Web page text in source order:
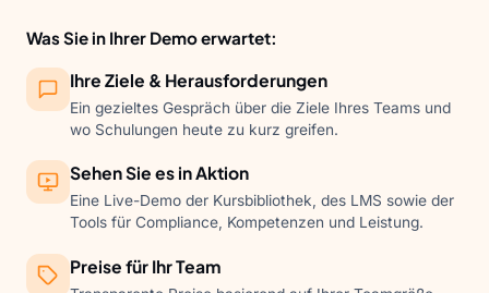
Was Sie in Ihrer Demo erwartet:
Ihre Ziele & Herausforderungen
Ein gezieltes Gespräch über die Ziele Ihres Teams und
wo Schulungen heute zu kurz greifen.
Sehen Sie es in Aktion
Eine Live-Demo der Kursbibliothek, des LMS sowie der
Tools für Compliance, Kompetenzen und Leistung.
Preise für Ihr Team